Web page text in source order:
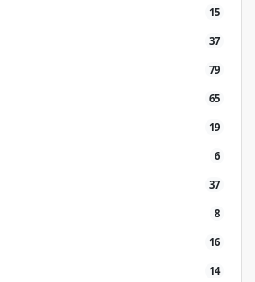
15
37
79
65
19
6
37
8
16
14